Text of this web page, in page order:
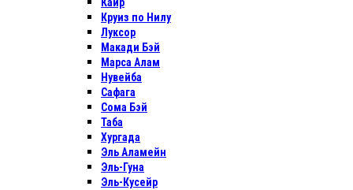
Круиз по Нилу
Луксор
Макади Бэй
Марса Алам
Нувейба
Сафага
Сома Бэй
Таба
Хургада
Эль Аламейн
Эль-Гуна
Эль-Кусейр